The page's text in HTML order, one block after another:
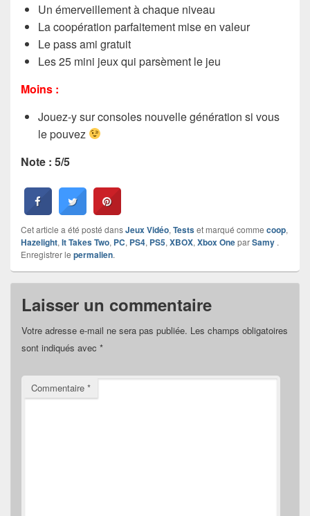
Un émerveillement à chaque niveau
La coopération parfaitement mise en valeur
Le pass ami gratuit
Les 25 mini jeux qui parsèment le jeu
Moins :
Jouez-y sur consoles nouvelle génération si vous
le pouvez
Note : 5/5
Cet article a été posté dansJeux Vidéo, Testset marqué comme coop,
Hazelight, It Takes Two, PC, PS4, PS5, XBOX, Xbox OneparSamy .
Enregistrer le permalien.
Laisser un commentaire
Votre adresse e-mail ne sera pas publiée. Les champs obligatoires
sont indiqués avec *
Commentaire *